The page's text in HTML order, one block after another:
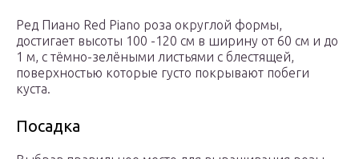
Ред Пиано Red Piano роза округлой формы,
достигает высоты 100 -120 см в ширину от 60 см и до
1 м, с тёмно-зелёными листьями с блестящей,
поверхностью которые густо покрывают побеги
куста.
Посадка